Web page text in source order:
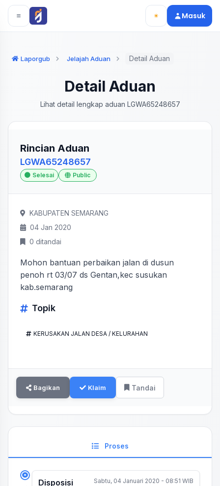
Langsung ke konten utama
Langsung ke navigasi
Masuk
Laporgub Jelajah Aduan Detail Aduan
Detail Aduan
Lihat detail lengkap aduan LGWA65248657
Rincian Aduan
LGWA65248657
Selesai Public
KABUPATEN SEMARANG
04 Jan 2020
0 ditandai
Mohon bantuan perbaikan jalan di dusun
penoh rt 03/07 ds Gentan,kec susukan
kab.semarang
Topik
KERUSAKAN JALAN DESA / KELURAHAN
Bagikan Klaim Tandai
Proses
Disposisi Sabtu, 04 Januari 2020 - 08:51 WIB